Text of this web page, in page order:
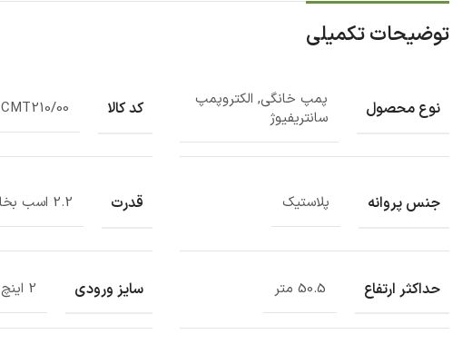
توضیحات تکمیلی
نوع محصول
پمپ خانگی, الکتروپمپ
سانتریفیوژ
کد کالا CMT210/00
جنس پروانه پلاستیک قدرت 2.2 اسب بخار
حداکثر ارتفاع 50.5 متر سایز ورودی 2 اینچ